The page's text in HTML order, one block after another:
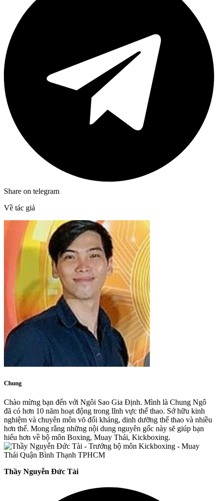
Share on telegram
Về tác giả
Chung
Chào mừng bạn đến với Ngôi Sao Gia Định. Mình là Chung Ngô
đã có hơn 10 năm hoạt động trong lĩnh vực thể thao. Sở hữu kinh
nghiệm và chuyên môn võ đối kháng, dinh dưỡng thể thao và nhiều
hơn thế. Mong rằng những nội dung nguyên gốc này sẽ giúp bạn
hiểu hơn về bộ môn Boxing, Muay Thái, Kickboxing.
Thầy Nguyễn Đức Tài